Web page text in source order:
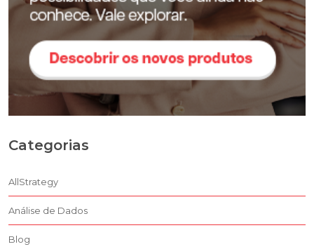
Categorias
AllStrategy
Análise de Dados
Blog